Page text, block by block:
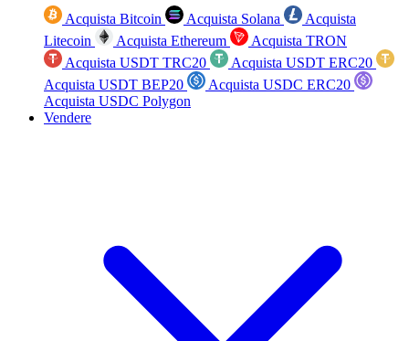
Acquista Bitcoin Acquista Solana
Acquista
Litecoin
Acquista Ethereum
Acquista TRON
Acquista USDT TRC20
Acquista USDT ERC20
Acquista USDT BEP20
Acquista USDC ERC20
Acquista USDC Polygon
Vendere